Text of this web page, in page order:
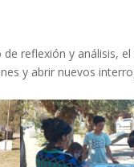
reflexión y análisis,
y abrir nuevos